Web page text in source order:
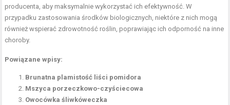
producenta, aby maksymalnie wykorzystać ich efektywność. W
przypadku zastosowania środków biologicznych, niektóre z nich mogą
również wspierać zdrowotność roślin, poprawiając ich odporność na inne
choroby.
Powiązane wpisy:
Brunatna plamistość liści pomidora
Mszyca porzeczkowo-czyściecowa
Owocówka śliwkóweczka